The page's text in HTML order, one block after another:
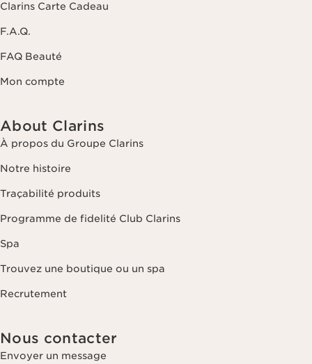
Clarins Carte Cadeau
F.A.Q.
FAQ Beauté
Mon compte
About Clarins
À propos du Groupe Clarins
Notre histoire
Traçabilité produits
Programme de fidelité Club Clarins
Spa
Trouvez une boutique ou un spa
Recrutement
Nous contacter
Envoyer un message